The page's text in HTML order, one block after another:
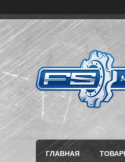
ГЛАВНАЯ